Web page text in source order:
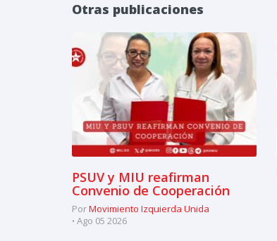
Otras publicaciones
PSUV y MIU reafirman
Convenio de Cooperación
PorMovimiento Izquierda Unida
Ago 05 2026